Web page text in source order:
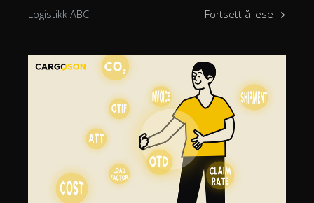
Logistikk ABC Fortsett å lese →